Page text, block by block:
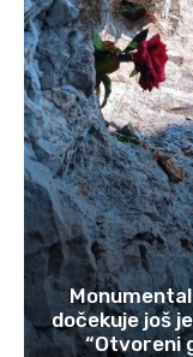
dočekuje još
“Otvoreni